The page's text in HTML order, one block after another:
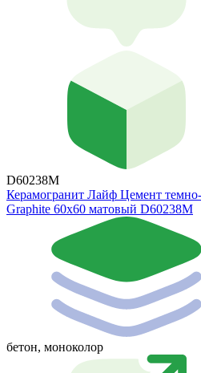
D60238M
Керамогранит Лайф Цемент
Graphite 60х60 матовый D60238M
бетон, моноколор